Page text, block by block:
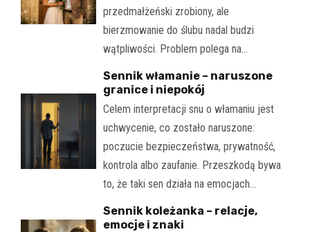
przedmałżeński zrobiony, ale
bierzmowanie do ślubu nadal budzi
wątpliwości. Problem polega na…
Sennik włamanie – naruszone
granice i niepokój
Celem interpretacji snu o włamaniu jest
uchwycenie, co zostało naruszone:
poczucie bezpieczeństwa, prywatność,
kontrola albo zaufanie. Przeszkodą bywa
to, że taki sen działa na emocjach…
Sennik koleżanka – relacje,
emocje i znaki